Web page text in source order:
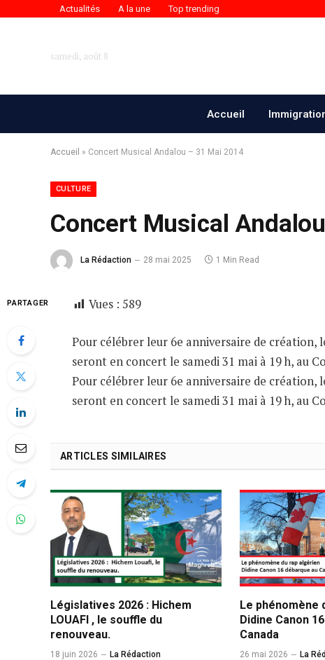
Actualités A la une Top trending
samedi, août 8
Accueil
Accueil » Concert Musical Andalou – 31 Mai 2014
CULTURE
Concert Musical
La Rédaction 28 mai 2025 1 Min Read
PARTAGER Vues : 589
Pour célébrer leur 6e anniversaire de création,
seront en concert le samedi 31 mai à 19 h, au
Pour célébrer leur 6e anniversaire de création,
seront en concert le samedi 31 mai à 19 h, au
ARTICLES SIMILAIRES
Législatives 2026 : Hichem
LOUAFI , le souffle du
renouveau.
18 juin 2026 La Rédaction
Le phénomène
Didine Canon
Canada
26 mai 2026 La